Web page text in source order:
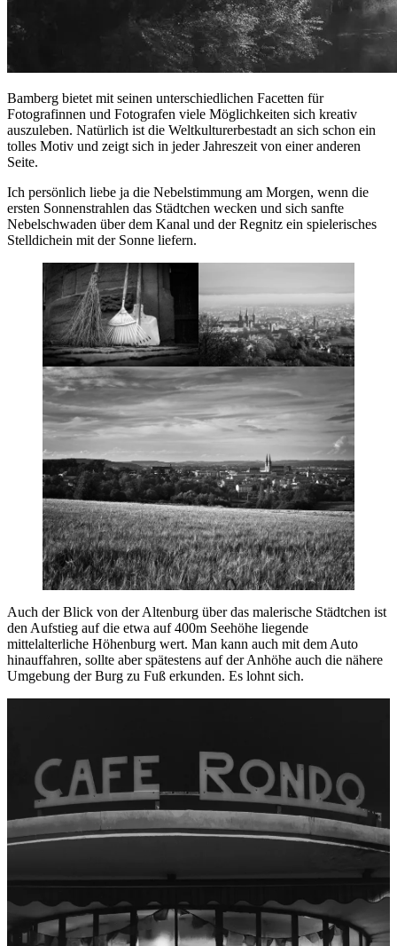
Bamberg bietet mit seinen unterschiedlichen Facetten für
Fotografinnen und Fotografen viele Möglichkeiten sich kreativ
auszuleben. Natürlich ist die Weltkulturerbestadt an sich schon ein
tolles Motiv und zeigt sich in jeder Jahreszeit von einer anderen
Seite.
Ich persönlich liebe ja die Nebelstimmung am Morgen, wenn die
ersten Sonnenstrahlen das Städtchen wecken und sich sanfte
Nebelschwaden über dem Kanal und der Regnitz ein spielerisches
Stelldichein mit der Sonne liefern.
Auch der Blick von der Altenburg über das malerische Städtchen ist
den Aufstieg auf die etwa auf 400m Seehöhe liegende
mittelalterliche Höhenburg wert. Man kann auch mit dem Auto
hinauffahren, sollte aber spätestens auf der Anhöhe auch die nähere
Umgebung der Burg zu Fuß erkunden. Es lohnt sich.